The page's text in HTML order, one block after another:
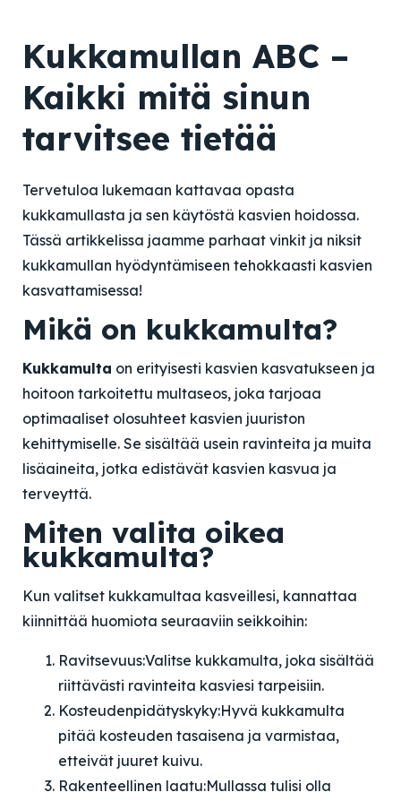
Kukkamullan ABC –
Kaikki mitä sinun
tarvitsee tietää
Tervetuloa lukemaan kattavaa opasta
kukkamullasta ja sen käytöstä kasvien hoidossa.
Tässä artikkelissa jaamme parhaat vinkit ja niksit
kukkamullan hyödyntämiseen tehokkaasti kasvien
kasvattamisessa!
Mikä on kukkamulta?
Kukkamulta on erityisesti kasvien kasvatukseen ja
hoitoon tarkoitettu multaseos, joka tarjoaa
optimaaliset olosuhteet kasvien juuriston
kehittymiselle. Se sisältää usein ravinteita ja muita
lisäaineita, jotka edistävät kasvien kasvua ja
terveyttä.
Miten valita oikea
kukkamulta?
Kun valitset kukkamultaa kasveillesi, kannattaa
kiinnittää huomiota seuraaviin seikkoihin:
Ravitsevuus:Valitse kukkamulta, joka sisältää
riittävästi ravinteita kasviesi tarpeisiin.
Kosteudenpidätyskyky:Hyvä kukkamulta
pitää kosteuden tasaisena ja varmistaa,
etteivät juuret kuivu.
Rakenteellinen laatu:Mullassa tulisi olla